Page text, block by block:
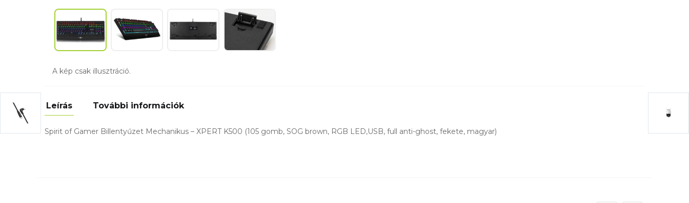
A kép csak illusztráció.
Leírás További információk
Spirit of Gamer Billentyűzet Mechanikus – XPERT K500 (105 gomb, SOG brown, RGB LED,USB, full anti-ghost, fekete, magyar)